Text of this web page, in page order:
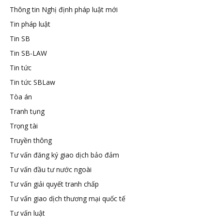
Thông tin Nghị định pháp luật mới
Tin pháp luật
Tin SB
Tin SB-LAW
Tin tức
Tin tức SBLaw
Tòa án
Tranh tụng
Trọng tài
Truyền thông
Tư vấn đăng ký giao dịch bảo đảm
Tư vấn đầu tư nước ngoài
Tư vấn giải quyết tranh chấp
Tư vấn giao dịch thương mại quốc tế
Tư vấn luật